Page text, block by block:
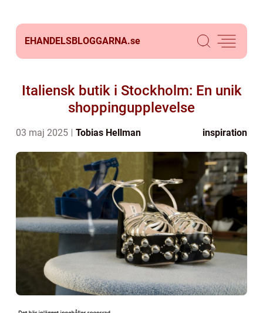
EHANDELSBLOGGARNA.se
Italiensk butik i Stockholm: En unik
shoppingupplevelse
03 maj 2025 Tobias Hellman inspiration